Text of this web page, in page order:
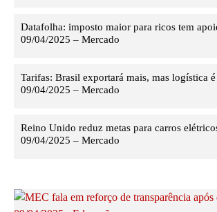
Datafolha: imposto maior para ricos tem
09/04/2025 – Mercado
Tarifas: Brasil exportará mais, mas logística
09/04/2025 – Mercado
Reino Unido reduz metas para carros
09/04/2025 – Mercado